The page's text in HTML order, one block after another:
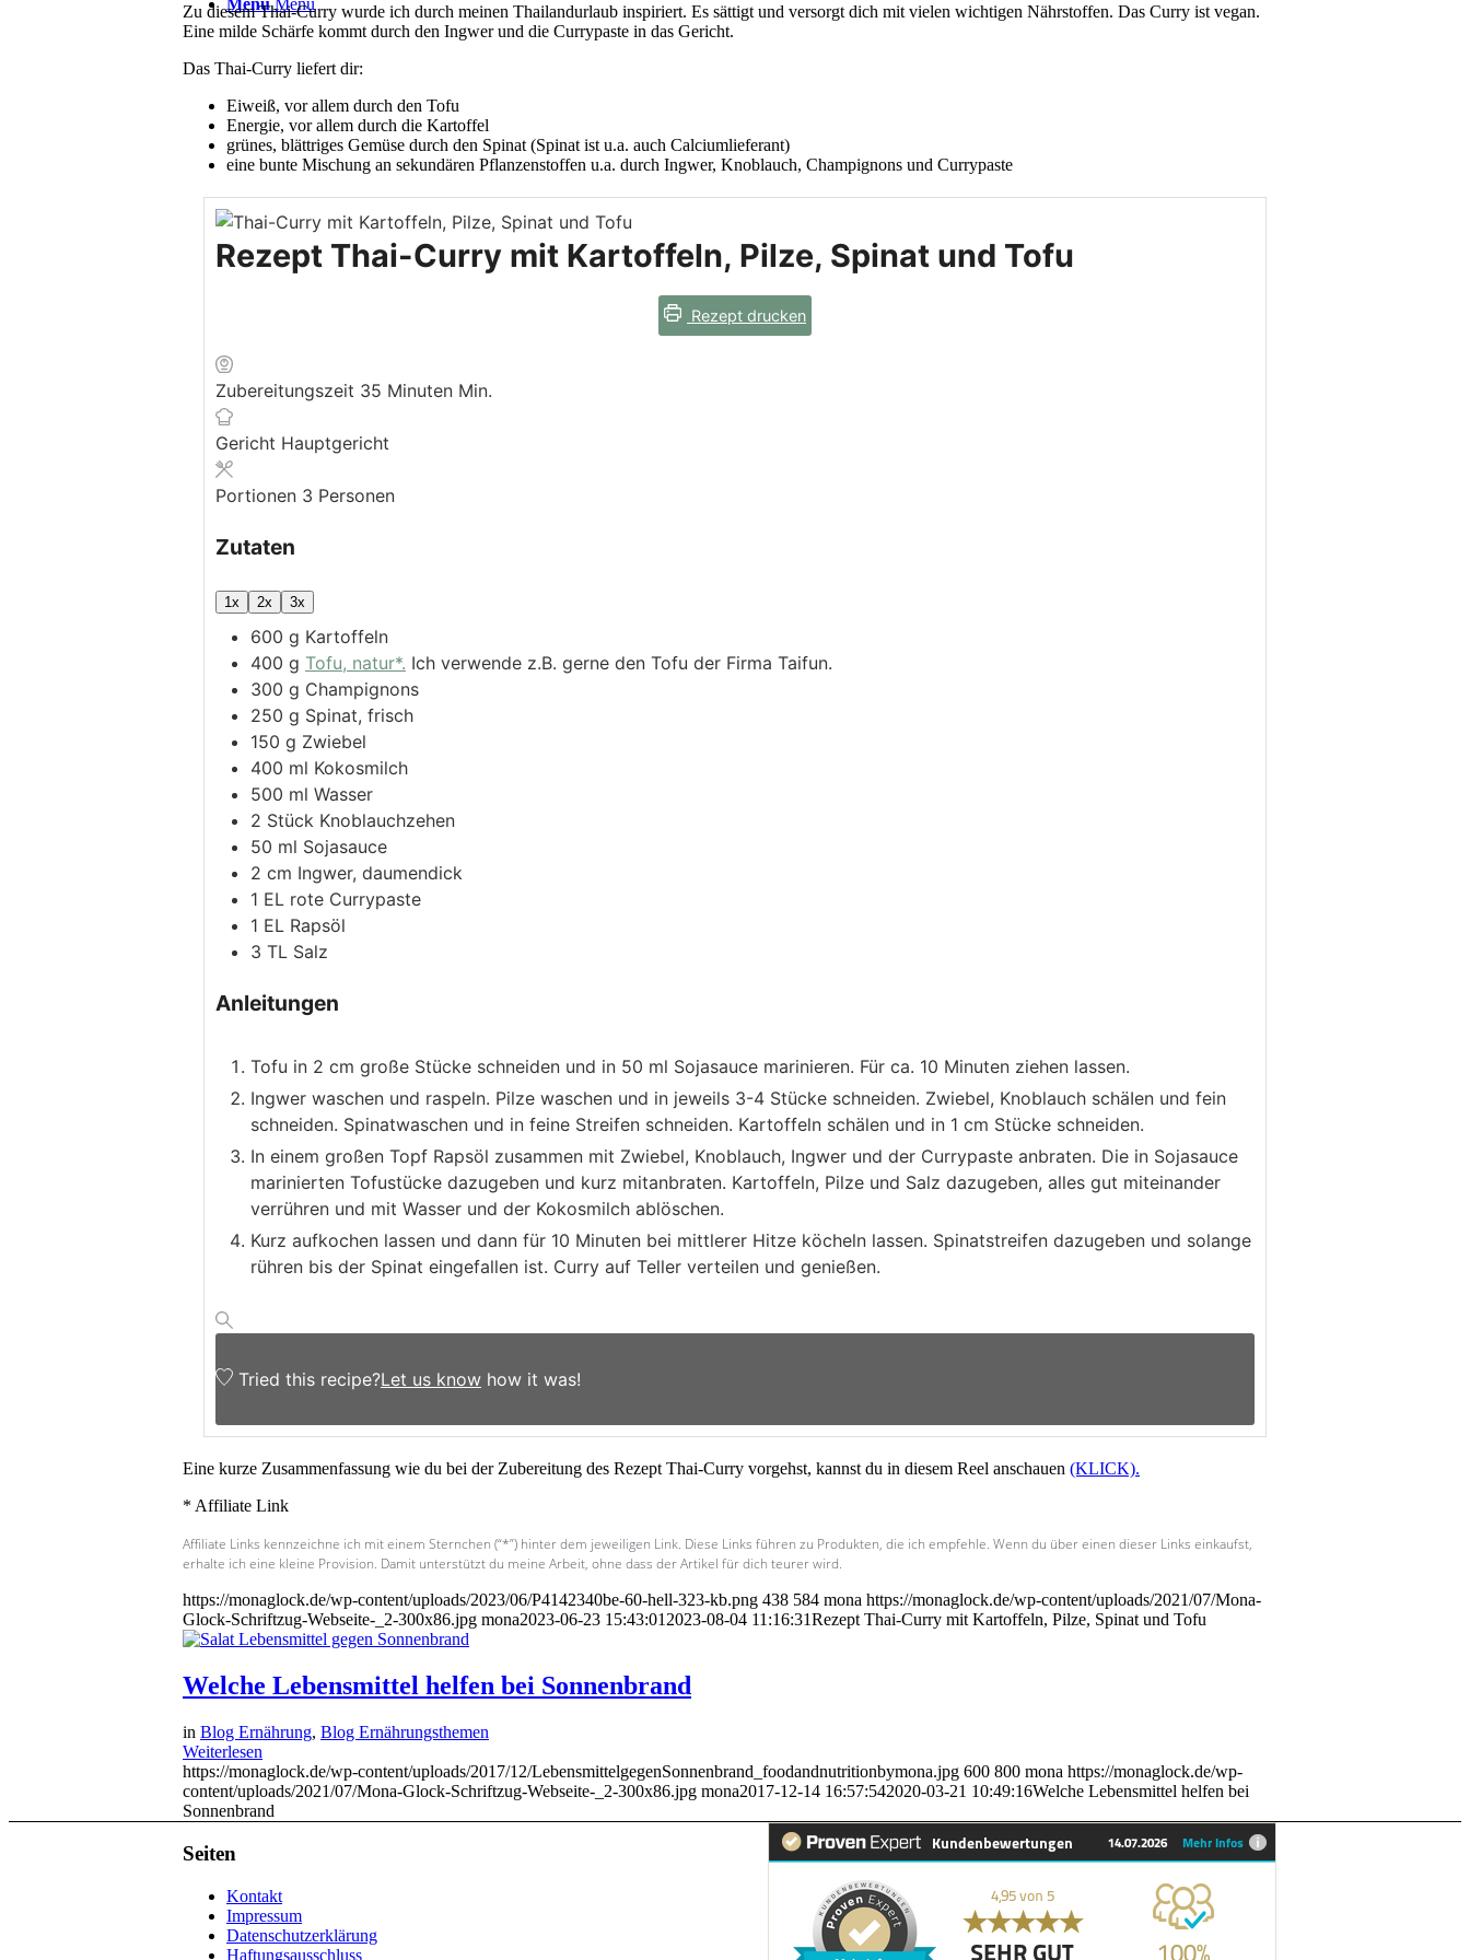
Menü Menü
Zu diesem Thai-Curry wurde ich durch meinen Thailandurlaub inspiriert. Es sättigt und versorgt dich mit vielen wichtigen Nährstoffen. Das Curry ist vegan.
Eine milde Schärfe kommt durch den Ingwer und die Currypaste in das Gericht.
Das Thai-Curry liefert dir:
Eiweiß, vor allem durch den Tofu
Energie, vor allem durch die Kartoffel
grünes, blättriges Gemüse durch den Spinat (Spinat ist u.a. auch Calciumlieferant)
eine bunte Mischung an sekundären Pflanzenstoffen u.a. durch Ingwer, Knoblauch, Champignons und Currypaste
Rezept Thai-Curry mit Kartoffeln, Pilze, Spinat und Tofu
Rezept drucken
Zubereitungszeit 35 Minuten Min.
Gericht Hauptgericht
Portionen 3 Personen
Zutaten
1x 2x 3x
600 g Kartoffeln
400 g Tofu, natur*. Ich verwende z.B. gerne den Tofu der Firma Taifun.
300 g Champignons
250 g Spinat, frisch
150 g Zwiebel
400 ml Kokosmilch
500 ml Wasser
2 Stück Knoblauchzehen
50 ml Sojasauce
2 cm Ingwer, daumendick
1 EL rote Currypaste
1 EL Rapsöl
3 TL Salz
Anleitungen
Tofu in 2 cm große Stücke schneiden und in 50 ml Sojasauce marinieren. Für ca. 10 Minuten ziehen lassen.
Ingwer waschen und raspeln. Pilze waschen und in jeweils 3-4 Stücke schneiden. Zwiebel, Knoblauch schäIen und fein
schneiden. Spinatwaschen und in feine Streifen schneiden. Kartoffeln schälen und in 1 cm Stücke schneiden.
In einem großen Topf Rapsöl zusammen mit Zwiebel, Knoblauch, Ingwer und der Currypaste anbraten. Die in Sojasauce
marinierten Tofustücke dazugeben und kurz mitanbraten. Kartoffeln, Pilze und Salz dazugeben, alles gut miteinander
verrühren und mit Wasser und der Kokosmilch ablöschen.
Kurz aufkochen lassen und dann für 10 Minuten bei mittlerer Hitze köcheln lassen. Spinatstreifen dazugeben und solange
rühren bis der Spinat eingefallen ist. Curry auf Teller verteilen und genießen.
Tried this recipe?Let us know how it was!
Eine kurze Zusammenfassung wie du bei der Zubereitung des Rezept Thai-Curry vorgehst, kannst du in diesem Reel anschauen (KLICK).
* Affiliate Link
Affiliate Links kennzeichne ich mit einem Sternchen (“*”) hinter dem jeweiligen Link. Diese Links führen zu Produkten, die ich empfehle. Wenn du über einen dieser Links einkaufst,
erhalte ich eine kleine Provision. Damit unterstützt du meine Arbeit, ohne dass der Artikel für dich teurer wird.
https://monaglock.de/wp-content/uploads/2023/06/P4142340be-60-hell-323-kb.png 438 584 mona https://monaglock.de/wp-content/uploads/2021/07/Mona-
Glock-Schriftzug-Webseite-_2-300x86.jpg mona2023-06-23 15:43:01 2023-08-04 11:16:31Rezept Thai-Curry mit Kartoffeln, Pilze, Spinat und Tofu
Welche Lebensmittel helfen bei Sonnenbrand
in Blog Ernährung, Blog Ernährungsthemen
Weiterlesen
https://monaglock.de/wp-content/uploads/2017/12/LebensmittelgegenSonnenbrand_foodandnutritionbymona.jpg 600 800 mona https://monaglock.de/wp-
content/uploads/2021/07/Mona-Glock-Schriftzug-Webseite-_2-300x86.jpg mona2017-12-14 16:57:542020-03-21 10:49:16Welche Lebensmittel helfen bei
Sonnenbrand
Seiten
Kontakt
Impressum
Datenschutzerklärung
Haftungsausschluss